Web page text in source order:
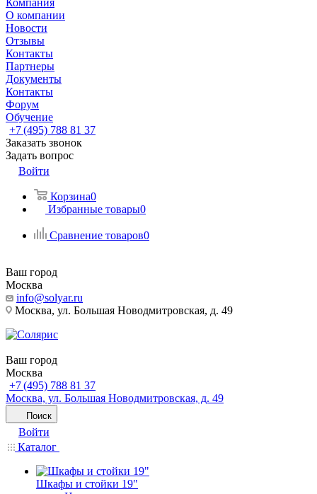
Компания
О компании
Новости
Отзывы
Контакты
Партнеры
Документы
Контакты
Форум
Обучение
+7 (495) 788 81 37
Заказать звонок
Задать вопрос
Войти
Корзина0
Избранные товары0
Сравнение товаров0
Ваш город
Москва
info@solyar.ru
Москва, ул. Большая Новодмитровская, д. 49
Ваш город
Москва
+7 (495) 788 81 37
Москва, ул. Большая Новодмитровская, д. 49
Поиск
Войти
Каталог
Шкафы и стойки 19"